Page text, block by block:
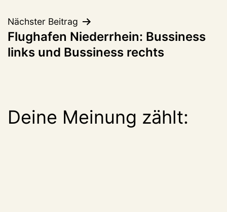
Nächster Beitrag
Flughafen Niederrhein: Bussiness
links und Bussiness rechts
Deine Meinung zählt: